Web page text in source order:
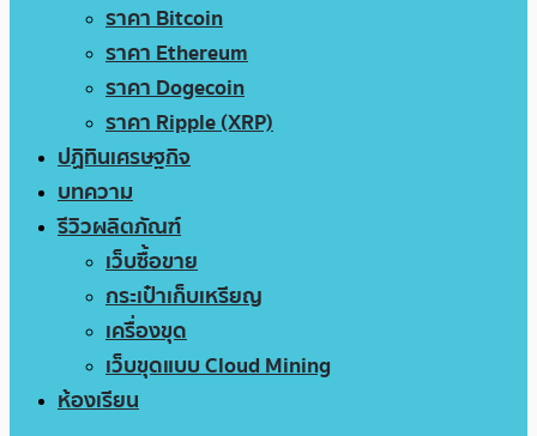
ราคา Bitcoin
ราคา Ethereum
ราคา Dogecoin
ราคา Ripple (XRP)
ปฏิทินเศรษฐกิจ
บทความ
รีวิวผลิตภัณฑ์
เว็บซื้อขาย
กระเป๋าเก็บเหรียญ
เครื่องขุด
เว็บขุดแบบ Cloud Mining
ห้องเรียน